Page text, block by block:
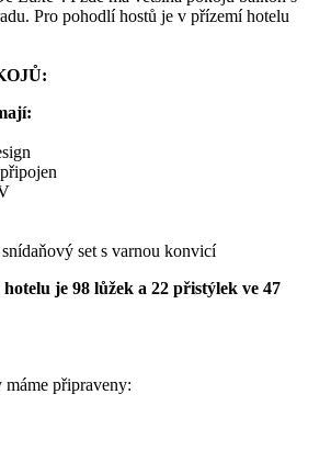
Pro pohodlí hostů je v přízemí hotelu
set s varnou konvicí
je 98 lůžek a 22 přistýlek ve 47
máme připraveny: